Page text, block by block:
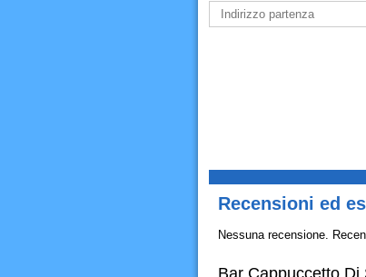
Recensioni ed
Nessuna recensione.
Bar Cappuccetto Di